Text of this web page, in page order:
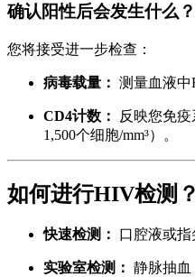
确认阳性后会发生什么？
您将接受进一步检查：
病毒载量： 测量血液中
CD4计数：
反映您免
1,500个细胞/mm³）。
如何进行HIV检测？
快速检测： 口腔液或
实验室检测： 静脉抽血